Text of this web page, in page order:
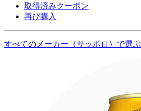
取得済みクーポン
再び購入
すべてのメーカー（サッポロ）で選ぶ